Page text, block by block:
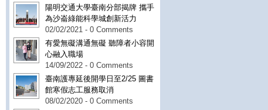
陽明交通大學臺南分部揭牌 攜手
為沙崙綠能科學城創新活力
02/02/2021 - 0 Comments
有愛無礙溝通無礙 聽障者小容開
心融入職場
14/09/2022 - 0 Comments
臺南護專延後開學日至2/25 圖書
館寒假志工服務取消
08/02/2020 - 0 Comments